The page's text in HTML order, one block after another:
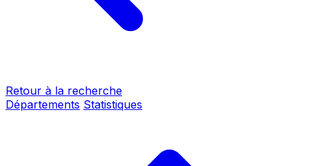
Retour à la recherche
Départements Statistiques